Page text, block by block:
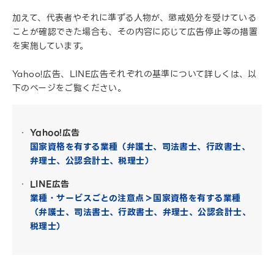
加えて、代表者やそれに準ずる人物が、懲戒処分を受けている
ことが確認できた場合も、その内容に応じて広告停止等の措置
を実施しています。
Yahoo!広告、LINE広告それぞれの基準について詳しくは、以
下のページをご覧ください。
Yahoo!広告
国家資格を有する業種（弁護士、司法書士、行政書士、
弁理士、公認会計士、税理士）
LINE広告
業種・サービスごとの注意点＞国家資格を有する業種
（弁護士、司法書士、行政書士、弁理士、公認会計士、
税理士）